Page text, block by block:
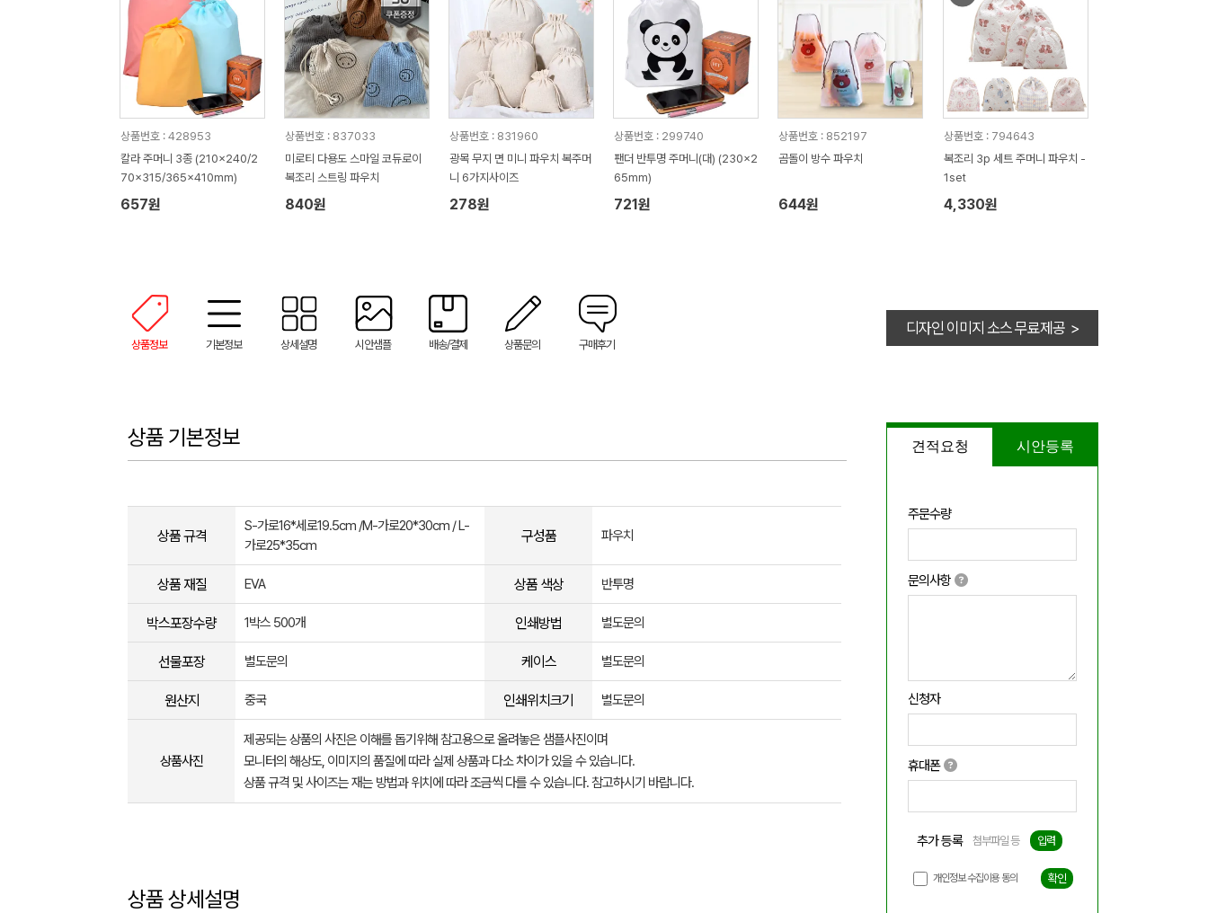
상품번호 : 428953
칼라 주머니 3종 (210x240/2
70x315/365x410mm)
657원
상품번호 : 837033
미로티 다용도 스마일 코듀로이
복조리 스트링 파우치
840원
상품번호 : 831960
광목 무지 면 미니 파우치 복주머
니 6가지사이즈
278원
상품번호 : 299740
팬더 반투명 주머니(대) (230x2
65mm)
721원
상품번호 : 852197
곰돌이 방수 파우치
644원
상품번호 : 794643
복조리 3p 세트 주머니 파우치 -
1set
4,330원
상품정보 기본정보 상세설명 시안샘플 배송/결제 상품문의 구매후기
디자인 이미지 소스 무료제공 >
견적요청 시안등록
주문수량
문의사항
신청자
휴대폰
추가 등록 첨부파일 등 입력
개인정보 수집이용 동의 확인
상품 기본정보
상품 규격
S-가로16*세로19.5cm /M-가로20*30cm / L-
가로25*35cm
구성품 파우치
상품 재질 EVA 상품 색상 반투명
박스포장수량 1박스 500개 인쇄방법 별도문의
선물포장 별도문의 케이스 별도문의
원산지 중국 인쇄위치크기 별도문의
상품사진
제공되는 상품의 사진은 이해를 돕기위해 참고용으로 올려놓은 샘플사진이며
모니터의 해상도, 이미지의 품질에 따라 실제 상품과 다소 차이가 있을 수 있습니다.
상품 규격 및 사이즈는 재는 방법과 위치에 따라 조금씩 다를 수 있습니다. 참고하시기 바랍니다.
상품 상세설명